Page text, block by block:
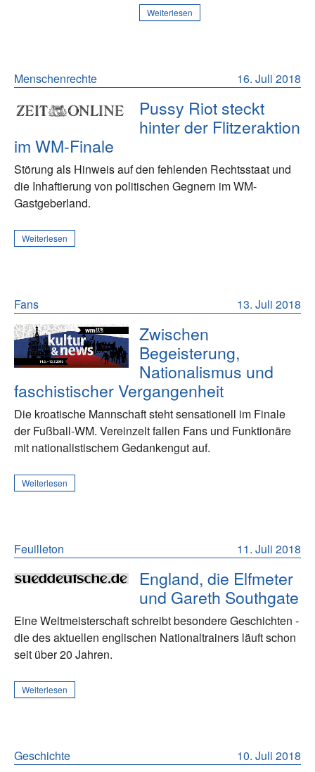
Weiterlesen
16. Juli 2018
Menschenrechte
Pussy Riot steckt
hinter der Flitzeraktion
im WM-Finale
Störung als Hinweis auf den fehlenden Rechtsstaat und
die Inhaftierung von politischen Gegnern im WM-
Gastgeberland.
Weiterlesen
13. Juli 2018
Fans
Zwischen
Begeisterung,
Nationalismus und
faschistischer Vergangenheit
Die kroatische Mannschaft steht sensationell im Finale
der Fußball-WM. Vereinzelt fallen Fans und Funktionäre
mit nationalistischem Gedankengut auf.
Weiterlesen
11. Juli 2018
Feuilleton
England, die Elfmeter
und Gareth Southgate
Eine Weltmeisterschaft schreibt besondere Geschichten -
die des aktuellen englischen Nationaltrainers läuft schon
seit über 20 Jahren.
Weiterlesen
10. Juli 2018
Geschichte